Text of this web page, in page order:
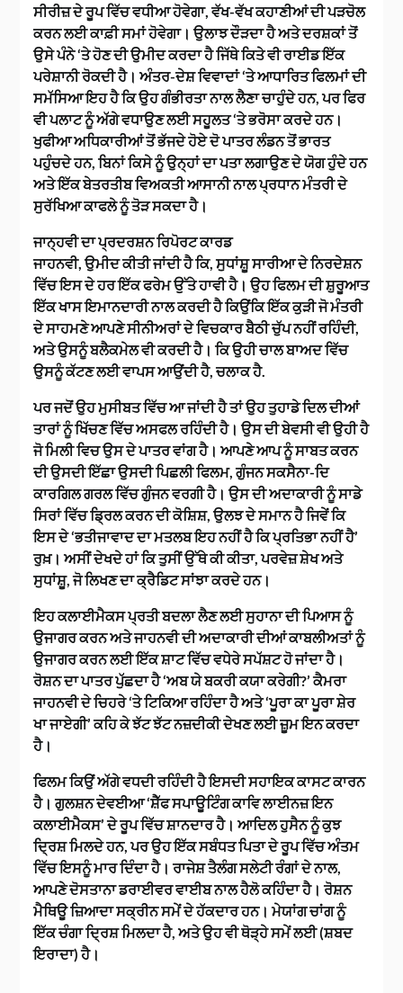
ਸੀਰੀਜ਼ ਦੇ ਰੂਪ ਵਿੱਚ ਵਧੀਆ ਹੋਵੇਗਾ, ਵੱਖ-ਵੱਖ ਕਹਾਣੀਆਂ ਦੀ ਪੜਚੋਲ
ਕਰਨ ਲਈ ਕਾਫ਼ੀ ਸਮਾਂ ਹੋਵੇਗਾ। ਉਲਾਝ ਦੌੜਦਾ ਹੈ ਅਤੇ ਦਰਸ਼ਕਾਂ ਤੋਂ
ਉਸੇ ਪੰਨੇ ‘ਤੇ ਹੋਣ ਦੀ ਉਮੀਦ ਕਰਦਾ ਹੈ ਜਿੱਥੇ ਕਿਤੇ ਵੀ ਰਾਈਡ ਇੱਕ
ਪਰੇਸ਼ਾਨੀ ਰੋਕਦੀ ਹੈ। ਅੰਤਰ-ਦੇਸ਼ ਵਿਵਾਦਾਂ ‘ਤੇ ਆਧਾਰਿਤ ਫਿਲਮਾਂ ਦੀ
ਸਮੱਸਿਆ ਇਹ ਹੈ ਕਿ ਉਹ ਗੰਭੀਰਤਾ ਨਾਲ ਲੈਣਾ ਚਾਹੁੰਦੇ ਹਨ, ਪਰ ਫਿਰ
ਵੀ ਪਲਾਟ ਨੂੰ ਅੱਗੇ ਵਧਾਉਣ ਲਈ ਸਹੂਲਤ ‘ਤੇ ਭਰੋਸਾ ਕਰਦੇ ਹਨ।
ਖੁਫੀਆ ਅਧਿਕਾਰੀਆਂ ਤੋਂ ਭੱਜਦੇ ਹੋਏ ਦੋ ਪਾਤਰ ਲੰਡਨ ਤੋਂ ਭਾਰਤ
ਪਹੁੰਚਦੇ ਹਨ, ਬਿਨਾਂ ਕਿਸੇ ਨੂੰ ਉਨ੍ਹਾਂ ਦਾ ਪਤਾ ਲਗਾਉਣ ਦੇ ਯੋਗ ਹੁੰਦੇ ਹਨ
ਅਤੇ ਇੱਕ ਬੇਤਰਤੀਬ ਵਿਅਕਤੀ ਆਸਾਨੀ ਨਾਲ ਪ੍ਰਧਾਨ ਮੰਤਰੀ ਦੇ
ਸੁਰੱਖਿਆ ਕਾਫਲੇ ਨੂੰ ਤੋੜ ਸਕਦਾ ਹੈ।
ਜਾਨ੍ਹਵੀ ਦਾ ਪ੍ਰਦਰਸ਼ਨ ਰਿਪੋਰਟ ਕਾਰਡ
ਜਾਹਨਵੀ, ਉਮੀਦ ਕੀਤੀ ਜਾਂਦੀ ਹੈ ਕਿ, ਸੁਧਾਂਸ਼ੂ ਸਾਰੀਆ ਦੇ ਨਿਰਦੇਸ਼ਨ
ਵਿੱਚ ਇਸ ਦੇ ਹਰ ਇੱਕ ਫਰੇਮ ਉੱਤੇ ਹਾਵੀ ਹੈ। ਉਹ ਫਿਲਮ ਦੀ ਸ਼ੁਰੂਆਤ
ਇੱਕ ਖਾਸ ਇਮਾਨਦਾਰੀ ਨਾਲ ਕਰਦੀ ਹੈ ਕਿਉਂਕਿ ਇੱਕ ਕੁੜੀ ਜੋ ਮੰਤਰੀ
ਦੇ ਸਾਹਮਣੇ ਆਪਣੇ ਸੀਨੀਅਰਾਂ ਦੇ ਵਿਚਕਾਰ ਬੈਠੀ ਚੁੱਪ ਨਹੀਂ ਰਹਿੰਦੀ,
ਅਤੇ ਉਸਨੂੰ ਬਲੈਕਮੇਲ ਵੀ ਕਰਦੀ ਹੈ। ਕਿ ਉਹੀ ਚਾਲ ਬਾਅਦ ਵਿੱਚ
ਉਸਨੂੰ ਕੱਟਣ ਲਈ ਵਾਪਸ ਆਉਂਦੀ ਹੈ, ਚਲਾਕ ਹੈ.
ਪਰ ਜਦੋਂ ਉਹ ਮੁਸੀਬਤ ਵਿੱਚ ਆ ਜਾਂਦੀ ਹੈ ਤਾਂ ਉਹ ਤੁਹਾਡੇ ਦਿਲ ਦੀਆਂ
ਤਾਰਾਂ ਨੂੰ ਖਿੱਚਣ ਵਿੱਚ ਅਸਫਲ ਰਹਿੰਦੀ ਹੈ। ਉਸ ਦੀ ਬੇਵਸੀ ਵੀ ਉਹੀ ਹੈ
ਜੋ ਮਿਲੀ ਵਿਚ ਉਸ ਦੇ ਪਾਤਰ ਵਾਂਗ ਹੈ। ਆਪਣੇ ਆਪ ਨੂੰ ਸਾਬਤ ਕਰਨ
ਦੀ ਉਸਦੀ ਇੱਛਾ ਉਸਦੀ ਪਿਛਲੀ ਫਿਲਮ, ਗੁੰਜਨ ਸਕਸੈਨਾ-ਦਿ
ਕਾਰਗਿਲ ਗਰਲ ਵਿੱਚ ਗੁੰਜਨ ਵਰਗੀ ਹੈ। ਉਸ ਦੀ ਅਦਾਕਾਰੀ ਨੂੰ ਸਾਡੇ
ਸਿਰਾਂ ਵਿੱਚ ਡ੍ਰਿਲ ਕਰਨ ਦੀ ਕੋਸ਼ਿਸ਼, ਉਲਝ ਦੇ ਸਮਾਨ ਹੈ ਜਿਵੇਂ ਕਿ
ਇਸ ਦੇ ‘ਭਤੀਜਾਵਾਦ ਦਾ ਮਤਲਬ ਇਹ ਨਹੀਂ ਹੈ ਕਿ ਪ੍ਰਤਿਭਾ ਨਹੀਂ ਹੈ’
ਰੁਖ਼। ਅਸੀਂ ਦੇਖਦੇ ਹਾਂ ਕਿ ਤੁਸੀਂ ਉੱਥੇ ਕੀ ਕੀਤਾ, ਪਰਵੇਜ਼ ਸ਼ੇਖ ਅਤੇ
ਸੁਧਾਂਸ਼ੂ, ਜੋ ਲਿਖਣ ਦਾ ਕ੍ਰੈਡਿਟ ਸਾਂਝਾ ਕਰਦੇ ਹਨ।
ਇਹ ਕਲਾਈਮੈਕਸ ਪ੍ਰਤੀ ਬਦਲਾ ਲੈਣ ਲਈ ਸੁਹਾਨਾ ਦੀ ਪਿਆਸ ਨੂੰ
ਉਜਾਗਰ ਕਰਨ ਅਤੇ ਜਾਹਨਵੀ ਦੀ ਅਦਾਕਾਰੀ ਦੀਆਂ ਕਾਬਲੀਅਤਾਂ ਨੂੰ
ਉਜਾਗਰ ਕਰਨ ਲਈ ਇੱਕ ਸ਼ਾਟ ਵਿੱਚ ਵਧੇਰੇ ਸਪੱਸ਼ਟ ਹੋ ਜਾਂਦਾ ਹੈ।
ਰੋਸ਼ਨ ਦਾ ਪਾਤਰ ਪੁੱਛਦਾ ਹੈ ‘ਅਬ ਯੇ ਬਕਰੀ ਕਯਾ ਕਰੇਗੀ?’ ਕੈਮਰਾ
ਜਾਹਨਵੀ ਦੇ ਚਿਹਰੇ ‘ਤੇ ਟਿਕਿਆ ਰਹਿੰਦਾ ਹੈ ਅਤੇ ‘ਪੂਰਾ ਕਾ ਪੂਰਾ ਸ਼ੇਰ
ਖਾ ਜਾਏਗੀ’ ਕਹਿ ਕੇ ਝੱਟ ਝੱਟ ਨਜ਼ਦੀਕੀ ਦੇਖਣ ਲਈ ਜ਼ੂਮ ਇਨ ਕਰਦਾ
ਹੈ।
ਫਿਲਮ ਕਿਉਂ ਅੱਗੇ ਵਧਦੀ ਰਹਿੰਦੀ ਹੈ ਇਸਦੀ ਸਹਾਇਕ ਕਾਸਟ ਕਾਰਨ
ਹੈ। ਗੁਲਸ਼ਨ ਦੇਵਈਆ ‘ਸ਼ੈੱਫ ਸਪਾਊਟਿੰਗ ਕਾਵਿ ਲਾਈਨਜ਼ ਇਨ
ਕਲਾਈਮੈਕਸ’ ਦੇ ਰੂਪ ਵਿੱਚ ਸ਼ਾਨਦਾਰ ਹੈ। ਆਦਿਲ ਹੁਸੈਨ ਨੂੰ ਕੁਝ
ਦ੍ਰਿਸ਼ ਮਿਲਦੇ ਹਨ, ਪਰ ਉਹ ਇੱਕ ਸਬੰਧਤ ਪਿਤਾ ਦੇ ਰੂਪ ਵਿੱਚ ਅੰਤਮ
ਵਿੱਚ ਇਸਨੂੰ ਮਾਰ ਦਿੰਦਾ ਹੈ। ਰਾਜੇਸ਼ ਤੈਲੰਗ ਸਲੇਟੀ ਰੰਗਾਂ ਦੇ ਨਾਲ,
ਆਪਣੇ ਦੋਸਤਾਨਾ ਡਰਾਈਵਰ ਵਾਈਬ ਨਾਲ ਹੈਲੋ ਕਹਿੰਦਾ ਹੈ। ਰੋਸ਼ਨ
ਮੈਥਿਊ ਜ਼ਿਆਦਾ ਸਕ੍ਰੀਨ ਸਮੇਂ ਦੇ ਹੱਕਦਾਰ ਹਨ। ਮੇਯਾਂਗ ਚਾਂਗ ਨੂੰ
ਇੱਕ ਚੰਗਾ ਦ੍ਰਿਸ਼ ਮਿਲਦਾ ਹੈ, ਅਤੇ ਉਹ ਵੀ ਥੋੜ੍ਹੇ ਸਮੇਂ ਲਈ (ਸ਼ਬਦ
ਇਰਾਦਾ) ਹੈ।